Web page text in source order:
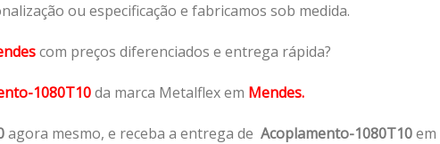
ou especificação e fabricamos sob medida.
com preços diferenciados e entrega rápida?
1080T10da marca Metalflex em Mendes.
agora mesmo, e receba a entrega de Acoplamento-1080T10em